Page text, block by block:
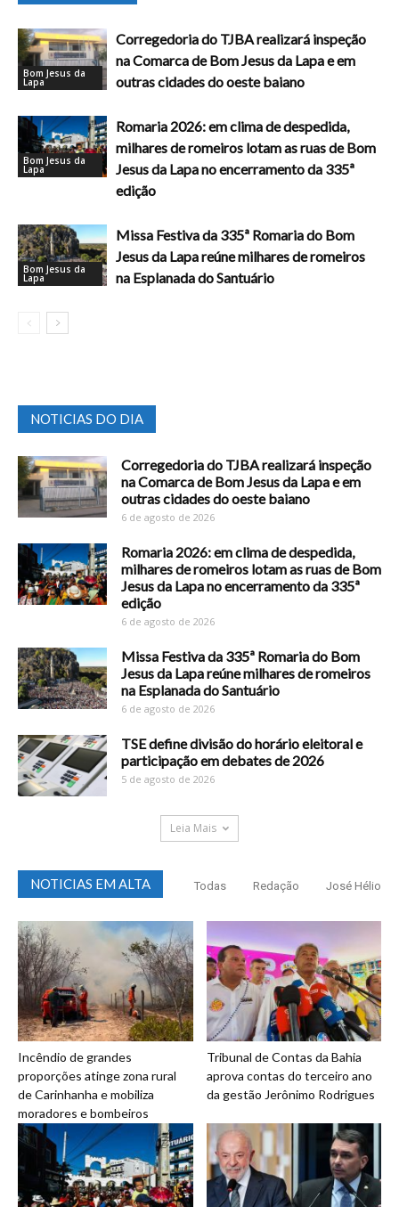
Bom Jesus da
Lapa
Corregedoria do TJBA realizará inspeção
na Comarca de Bom Jesus da Lapa e em
outras cidades do oeste baiano
Bom Jesus da
Lapa
Romaria 2026: em clima de despedida,
milhares de romeiros lotam as ruas de Bom
Jesus da Lapa no encerramento da 335ª
edição
Bom Jesus da
Lapa
Missa Festiva da 335ª Romaria do Bom
Jesus da Lapa reúne milhares de romeiros
na Esplanada do Santuário
NOTICIAS DO DIA
Corregedoria do TJBA realizará inspeção
na Comarca de Bom Jesus da Lapa e em
outras cidades do oeste baiano
6 de agosto de 2026
Romaria 2026: em clima de despedida,
milhares de romeiros lotam as ruas de Bom
Jesus da Lapa no encerramento da 335ª
edição
6 de agosto de 2026
Missa Festiva da 335ª Romaria do Bom
Jesus da Lapa reúne milhares de romeiros
na Esplanada do Santuário
6 de agosto de 2026
TSE define divisão do horário eleitoral e
participação em debates de 2026
5 de agosto de 2026
Leia Mais
NOTICIAS EM ALTA Todas Redação José Hélio
Incêndio de grandes
proporções atinge zona rural
de Carinhanha e mobiliza
moradores e bombeiros
Tribunal de Contas da Bahia
aprova contas do terceiro ano
da gestão Jerônimo Rodrigues